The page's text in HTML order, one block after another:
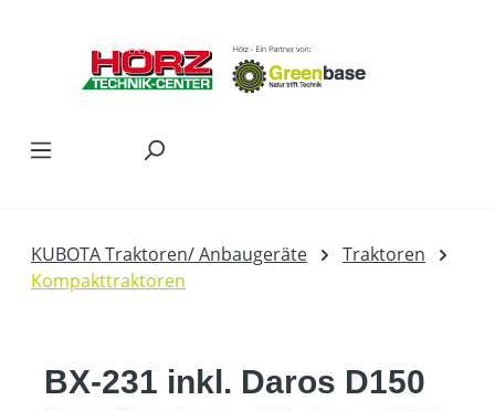
KUBOTA Traktoren/ Anbaugeräte
Traktoren
Kompakttraktoren
BX-231 inkl. Daros D150